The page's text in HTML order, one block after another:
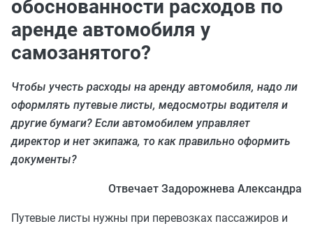
обоснованности расходов по
аренде автомобиля у
самозанятого?
Чтобы учесть расходы на аренду автомобиля, надо ли
оформлять путевые листы, медосмотры водителя и
другие бумаги? Если автомобилем управляет
директор и нет экипажа, то как правильно оформить
документы?
Отвечает Задорожнева Александра
Путевые листы нужны при перевозках пассажиров и